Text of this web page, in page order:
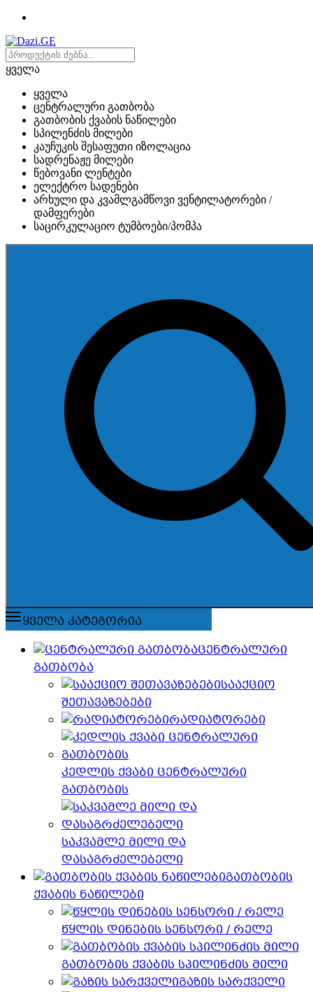
ყველა
ყველა
ცენტრალური გათბობა
გათბობის ქვაბის ნაწილები
სპილენძის მილები
კაუჩუკის შესაფუთი იზოლაცია
სადრენაჟე მილები
წებოვანი ლენტები
ელექტრო სადენები
არხული და კვამლგამწოვი ვენტილატორები /
დამფერები
საცირკულაციო ტუმბოები/პომპა
ყველა კატეგორია
ცენტრალური
გათბობა
სააქციო
შეთავაზებები
რადიატორები
კედლის ქვაბი ცენტრალური
გათბობის
საკვამლე მილი და
დასაგრძელებელი
გათბობის
ქვაბის ნაწილები
წყლის დინების სენსორი / რელე
გათბობის ქვაბის სპილინძის მილი
გაზის სარქველი